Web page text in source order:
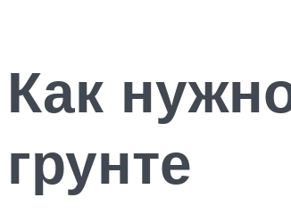
Как
грунте